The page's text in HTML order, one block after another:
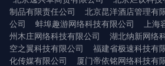
制品有限责任公司
北京昆洋酒店管理有
公司
蚌埠趣游网络科技有限公司 上
州木庄网络科技有限公司
湖北纳新网络
空之翼科技有限公司
福建省极速科技有
化传媒有限公司
厦门帝依铭网络科技有